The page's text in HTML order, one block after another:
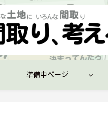
準備中ページ